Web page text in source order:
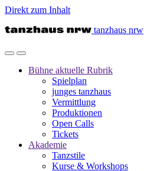
Direkt zum Inhalt
tanzhaus nrw
Bühne aktuelle Rubrik
Spielplan
junges tanzhaus
Vermittlung
Produktionen
Open Calls
Tickets
Akademie
Tanzstile
Kurse & Workshops